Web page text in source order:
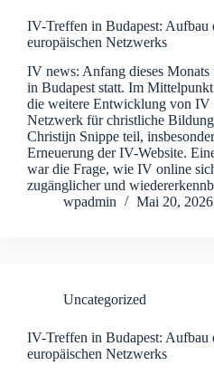
IV-Treffen in Budapest: Aufbau
europäischen Netzwerks
IV news: Anfang dieses
in Budapest statt. Im
die weitere Entwicklung von IV
Netzwerk für christliche
Christijn Snippe teil,
Erneuerung der IV-Website.
war die Frage, wie IV online
zugänglicher und
wpadmin
Mai 20, 2026
Uncategorized
IV-Treffen in Budapest: Aufbau
europäischen Netzwerks